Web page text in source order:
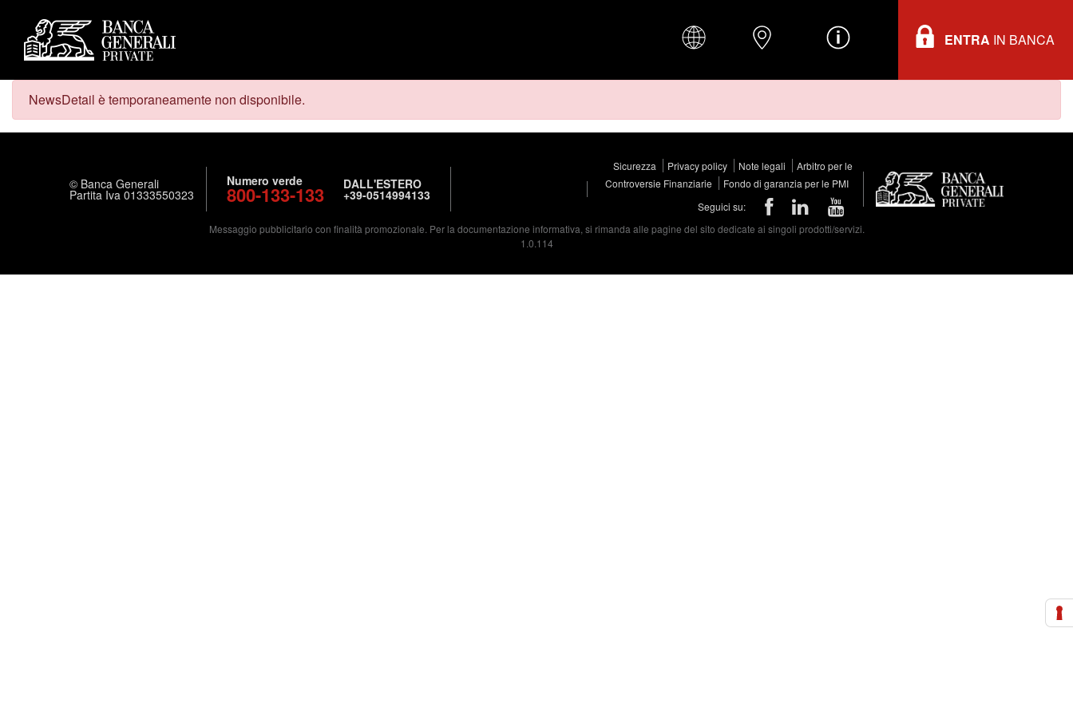
ENTRA IN BANCA
NewsDetail è temporaneamente non disponibile.
© Banca Generali
Partita Iva 01333550323
Numero verde
800-133-133 DALL'ESTERO
+39-0514994133
Sicurezza Privacy policy Note legali
Arbitro per le
Controversie Finanziarie
Fondo di garanzia per le PMI
Seguici su:
Messaggio pubblicitario con finalità promozionale. Per la documentazione informativa, si rimanda alle pagine del sito dedicate ai singoli prodotti/servizi.
1.0.114